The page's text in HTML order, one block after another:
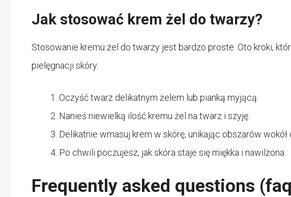
Jak stosować krem żel do twarzy?
Stosowanie kremu żel do twarzy jest bardzo proste. Oto kroki,
pielęgnacji skóry:
Oczyść twarz delikatnym żelem lub pianką myjącą.
Nanieś niewielką ilość kremu żel na twarz i szyję.
Delikatnie wmasuj krem w skórę, unikając obszarów wokół
Po chwili poczujesz, jak skóra staje się miękka i nawilżona.
Frequently asked questions